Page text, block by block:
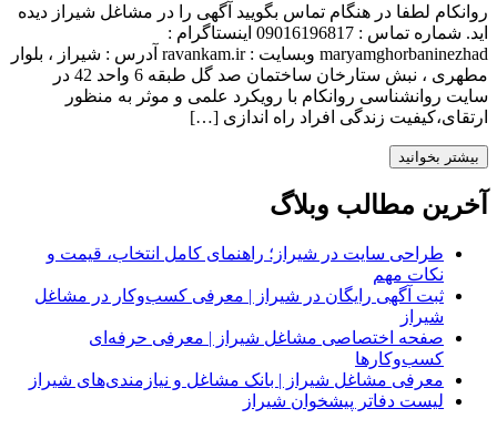
روانکام لطفا در هنگام تماس بگویید آگهی را در مشاغل شیراز دیده
اید. شماره تماس : 09016196817 اینستاگرام :
maryamghorbaninezhad وبسایت : ravankam.ir آدرس : شیراز ، بلوار
مطهری ، نبش ستارخان ساختمان صد گل طبقه 6 واحد 42 در
سایت روانشناسی روانکام با رویکرد علمی و موثر به منظور
ارتقای،کیفیت زندگی افراد راه اندازی […]
بیشتر بخوانید
آخرین مطالب وبلاگ
طراحی سایت در شیراز؛ راهنمای کامل انتخاب، قیمت و
نکات مهم
ثبت آگهی رایگان در شیراز | معرفی کسب‌وکار در مشاغل
شیراز
صفحه اختصاصی مشاغل شیراز | معرفی حرفه‌ای
کسب‌وکارها
معرفی مشاغل شیراز | بانک مشاغل و نیازمندی‌های شیراز
لیست دفاتر پیشخوان شیراز